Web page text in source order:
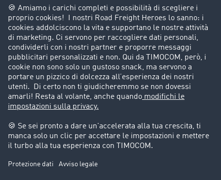
Azienda
Porta un nuovo cliente
Storie di successo
Informazioni legali
Note legali
Trattamento dei dati
Cookie-Einstellungen